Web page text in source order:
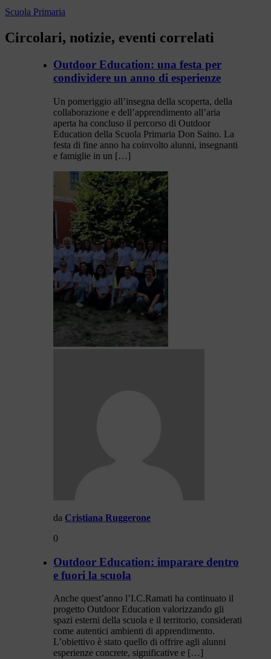
Scuola Primaria
Circolari, notizie, eventi correlati
Outdoor Education: una festa per
condividere un anno di esperienze
Un pomeriggio all’insegna della scoperta, della
collaborazione e dell’apprendimento all’aria
aperta ha concluso il percorso di Outdoor
Education della Scuola Primaria Don Saino. La
festa di fine anno ha coinvolto alunni, insegnanti
e famiglie in un […]
da Cristiana Ruggerone
0
Outdoor Education: imparare dentro
e fuori la scuola
Anche quest’anno l’I.C.Ramati ha continuato il
progetto Outdoor Education valorizzando gli
spazi esterni della scuola e il territorio, considerati
come autentici ambienti di apprendimento.
L’obiettivo è stato quello di offrire agli alunni
esperienze concrete, significative e […]